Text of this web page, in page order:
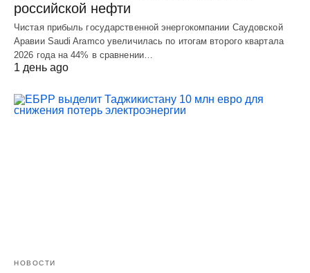
российской нефти
Чистая прибыль государственной энергокомпании Саудовской
Аравии Saudi Aramco увеличилась по итогам второго квартала
2026 года на 44% в сравнении…
1 день ago
НОВОСТИ